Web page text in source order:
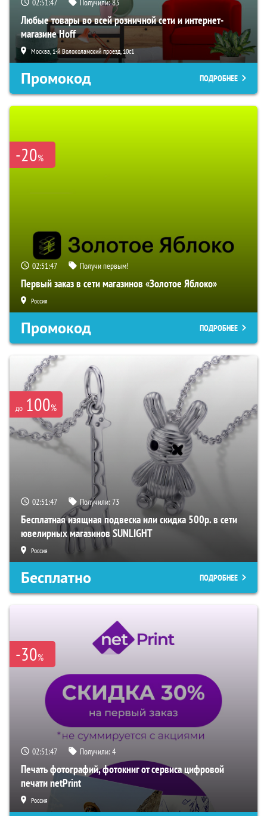
02:51:46 Получили:83
Любые товары во всей розничной сети и интернет-
магазине Hoff
Москва, 1-й Волоколамский проезд, 10с1
Промокод ПОДРОБНЕЕ
-20%
02:51:46 Получи первым!
Первый заказ в сети магазинов «Золотое Яблоко»
Россия
Промокод ПОДРОБНЕЕ
до 100%
02:51:46 Получили:73
Бесплатная изящная подвеска или скидка 500р. в сети
ювелирных магазинов SUNLIGHT
Россия
Бесплатно ПОДРОБНЕЕ
-30%
02:51:46 Получили:4
Печать фотографий, фотокниг от сервиса цифровой
печати netPrint
Россия